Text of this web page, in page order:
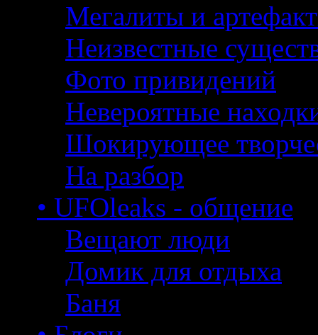
Мегалиты и
Неизвестные
Фото привидений
Невероятные
Шокирующее
На разбор
• UFOleaks - общение
Вещают люди
Домик для отдыха
Баня